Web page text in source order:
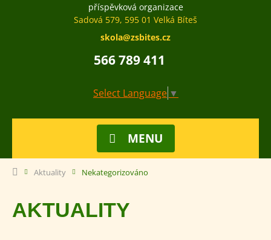
příspěvková organizace
Sadová 579, 595 01 Velká Bíteš
skola@zsbites.cz
566 789 411
Select Language ▼
MENU
Aktuality Nekategorizováno
AKTUALITY